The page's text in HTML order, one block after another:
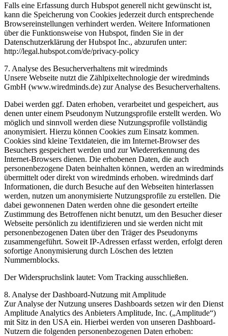
Falls eine Erfassung durch Hubspot generell nicht gewünscht ist,
kann die Speicherung von Cookies jederzeit durch entsprechende
Browsereinstellungen verhindert werden. Weitere Informationen
über die Funktionsweise von Hubspot, finden Sie in der
Datenschutzerklärung der Hubspot Inc., abzurufen unter:
http://legal.hubspot.com/de/privacy-policy
7. Analyse des Besucherverhaltens mit wiredminds
Unsere Webseite nutzt die Zählpixeltechnologie der wiredminds
GmbH (www.wiredminds.de) zur Analyse des Besucherverhaltens.
Dabei werden ggf. Daten erhoben, verarbeitet und gespeichert, aus
denen unter einem Pseudonym Nutzungsprofile erstellt werden. Wo
möglich und sinnvoll werden diese Nutzungsprofile vollständig
anonymisiert. Hierzu können Cookies zum Einsatz kommen.
Cookies sind kleine Textdateien, die im Internet-Browser des
Besuchers gespeichert werden und zur Wiedererkennung des
Internet-Browsers dienen. Die erhobenen Daten, die auch
personenbezogene Daten beinhalten können, werden an wiredminds
übermittelt oder direkt von wiredminds erhoben. wiredminds darf
Informationen, die durch Besuche auf den Webseiten hinterlassen
werden, nutzen um anonymisierte Nutzungsprofile zu erstellen. Die
dabei gewonnenen Daten werden ohne die gesondert erteilte
Zustimmung des Betroffenen nicht benutzt, um den Besucher dieser
Webseite persönlich zu identifizieren und sie werden nicht mit
personenbezogenen Daten über den Träger des Pseudonyms
zusammengeführt. Soweit IP-Adressen erfasst werden, erfolgt deren
sofortige Anonymisierung durch Löschen des letzten
Nummernblocks.
Der Widerspruchslink lautet: Vom Tracking ausschließen.
8. Analyse der Dashboard-Nutzung mit Amplitude
Zur Analyse der Nutzung unseres Dashboards setzen wir den Dienst
Amplitude Analytics des Anbieters Amplitude, Inc. („Amplitude“)
mit Sitz in den USA ein. Hierbei werden von unseren Dashboard-
Nutzern die folgenden personenbezogenen Daten erhoben: